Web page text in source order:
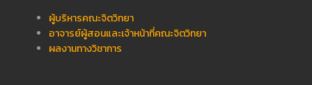
ผู้บริหารคณะจิตวิทยา
อาจารย์ผู้สอนและเจ้าหน้าที่คณะจิตวิทยา
ผลงานทางวิชาการ